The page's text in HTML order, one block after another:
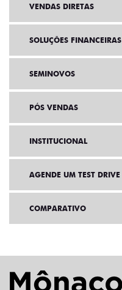
VENDAS DIRETAS
SOLUÇÕES FINANCEIRAS
SEMINOVOS
PÓS VENDAS
INSTITUCIONAL
AGENDE UM TEST DRIVE
COMPARATIVO